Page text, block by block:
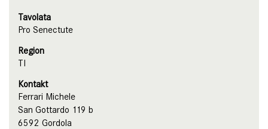
Tavolata
Pro Senectute
Region
TI
Kontakt
Ferrari Michele
San Gottardo 119 b
6592 Gordola